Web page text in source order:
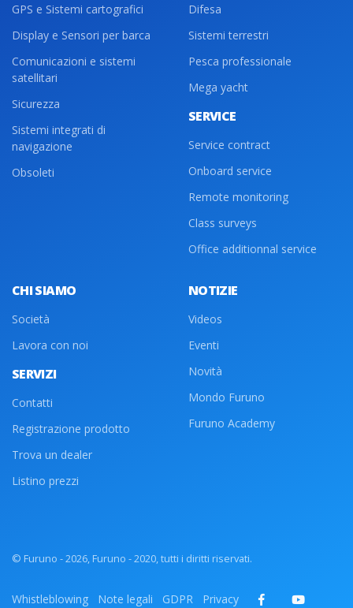
GPS e Sistemi cartografici
Display e Sensori per barca
Comunicazioni e sistemi
satellitari
Sicurezza
Sistemi integrati di
navigazione
Obsoleti
Difesa
Sistemi terrestri
Pesca professionale
Mega yacht
SERVICE
Service contract
Onboard service
Remote monitoring
Class surveys
Office additionnal service
CHI SIAMO
Società
Lavora con noi
SERVIZI
Contatti
Registrazione prodotto
Trova un dealer
Listino prezzi
NOTIZIE
Videos
Eventi
Novità
Mondo Furuno
Furuno Academy
© Furuno - 2026, Furuno - 2020, tutti i diritti riservati.
Whistleblowing Note legali GDPR Privacy